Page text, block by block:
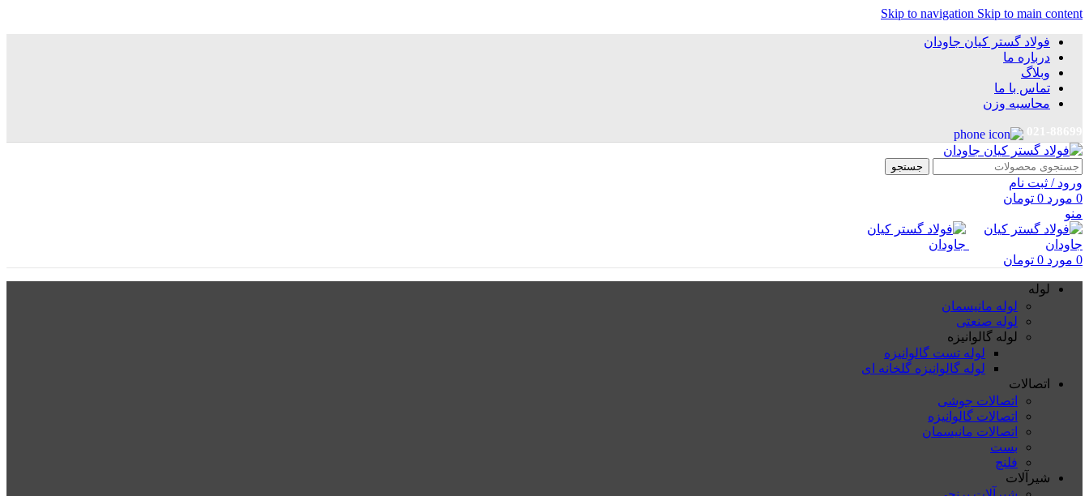
Skip to navigation Skip to main content
فولاد گستر کیان جاودان
درباره ما
وبلاگ
تماس با ما
محاسبه وزن
جستجو
ورود / ثبت نام
0 مورد 0 تومان
منو
0 مورد 0 تومان
لوله
لوله مانیسمان
لوله صنعتی
لوله گالوانیزه
لوله تست گالوانیزه
لوله گالوانیزه گلخانه ای
اتصالات
اتصالات جوشی
اتصالات گالوانیزه
اتصالات مانیسمان
بست
فلنچ
شیرآلات